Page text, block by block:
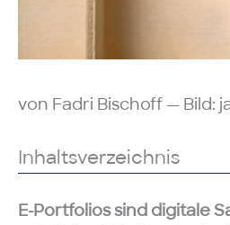
von Fadri Bischoff — Bild:
Inhaltsverzeichnis
E-Portfolios sind digitale